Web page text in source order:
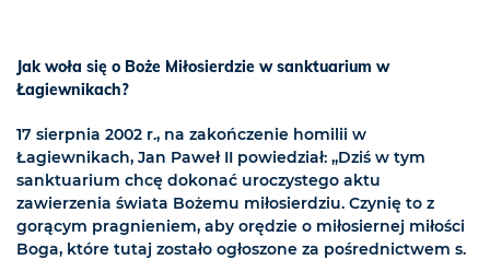
Jak woła się o Boże Miłosierdzie w sanktuarium w
Łagiewnikach?
17 sierpnia 2002 r., na zakończenie homilii w
Łagiewnikach, Jan Paweł II powiedział: „Dziś w tym
sanktuarium chcę dokonać uroczystego aktu
zawierzenia świata Bożemu miłosierdziu. Czynię to z
gorącym pragnieniem, aby orędzie o miłosiernej miłości
Boga, które tutaj zostało ogłoszone za pośrednictwem s.